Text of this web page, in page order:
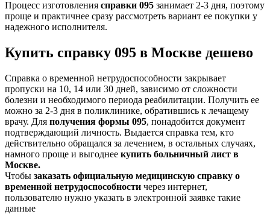
Процесс изготовления справки 095 занимает 2-3 дня, поэтому
проще и практичнее сразу рассмотреть вариант ее покупки у
надежного исполнителя.
Купить справку 095 в Москве дешево
Справка о временной нетрудоспособности закрывает
пропуски на 10, 14 или 30 дней, зависимо от сложности
болезни и необходимого периода реабилитации. Получить ее
можно за 2-3 дня в поликлинике, обратившись к лечащему
врачу. Для получения формы 095, понадобится документ
подтверждающий личность. Выдается справка тем, кто
действительно обращался за лечением, в остальных случаях,
намного проще и выгоднее купить больничный лист в
Москве.
Чтобы заказать официальную медицинскую справку о
временной нетрудоспособности через интернет,
пользователю нужно указать в электронной заявке такие
данные